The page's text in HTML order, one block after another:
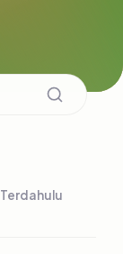
Terdahulu